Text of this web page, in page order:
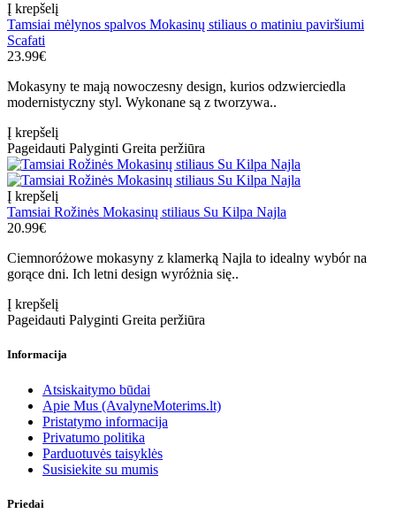
Į krepšelį
Tamsiai mėlynos spalvos Mokasinų stiliaus o matiniu paviršiumi
Scafati
23.99€
Mokasyny te mają nowoczesny design, kurios odzwierciedla
modernistyczny styl. Wykonane są z tworzywa..
Į krepšelį
Pageidauti Palyginti Greita peržiūra
Į krepšelį
Tamsiai Rožinės Mokasinų stiliaus Su Kilpa Najla
20.99€
Ciemnoróżowe mokasyny z klamerką Najla to idealny wybór na
gorące dni. Ich letni design wyróżnia się..
Į krepšelį
Pageidauti Palyginti Greita peržiūra
Informacija
Atsiskaitymo būdai
Apie Mus (AvalyneMoterims.lt)
Pristatymo informacija
Privatumo politika
Parduotuvės taisyklės
Susisiekite su mumis
Priedai